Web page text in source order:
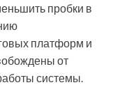
пробки в
платформ и
от
системы.